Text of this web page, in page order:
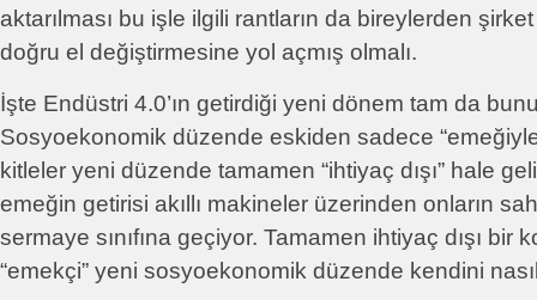
aktarılması bu işle ilgili rantların da bireylerden
doğru el değiştirmesine yol açmış olmalı.
İşte Endüstri 4.0’ın getirdiği yeni dönem tam da
Sosyoekonomik düzende eskiden sadece
kitleler yeni düzende tamamen “ihtiyaç dışı” hale
emeğin getirisi akıllı makineler üzerinden onların
sermaye sınıfına geçiyor. Tamamen ihtiyaç dışı bir
“emekçi” yeni sosyoekonomik düzende kendini